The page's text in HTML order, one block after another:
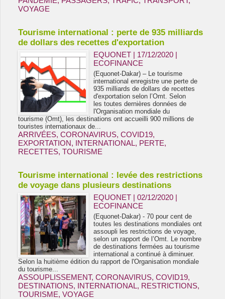
VOYAGE
Tourisme international : perte de 935 milliards
de dollars des recettes d'exportation
EQUONET | 17/12/2020 |
ECOFINANCE
(Equonet-Dakar) – Le tourisme
international enregistre une perte de
935 milliards de dollars de recettes
d'exportation selon l’Omt. Selon
les toutes dernières données de
l'Organisation mondiale du
tourisme (Omt), les destinations ont accueilli 900 millions de
touristes internationaux de...
ARRIVÉES, CORONAVIRUS, COVID19,
EXPORTATION, INTERNATIONAL, PERTE,
RECETTES, TOURISME
Tourisme international : levée des restrictions
de voyage dans plusieurs destinations
EQUONET | 02/12/2020 |
ECOFINANCE
(Equonet-Dakar) - 70 pour cent de
toutes les destinations mondiales ont
assoupli les restrictions de voyage,
selon un rapport de l’Omt. Le nombre
de destinations fermées au tourisme
international a continué à diminuer.
Selon la huitième édition du rapport de l'Organisation mondiale
du tourisme...
ASSOUPLISSEMENT, CORONAVIRUS, COVID19,
DESTINATIONS, INTERNATIONAL, RESTRICTIONS,
TOURISME, VOYAGE